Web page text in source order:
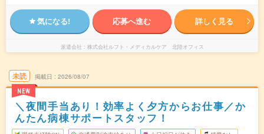
気になる! 応募へ進む 詳しく見る
派遣会社 株式会社ルフト・メディカルケア 北陸オフィス
未読
NEW
掲載日 2026/08/07
＼夜間手当あり！効率よく夕方からお仕事／か
んたん病棟サポートスタッフ！